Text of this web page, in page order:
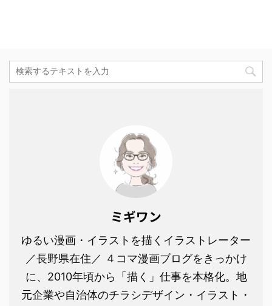
ミギワン
ゆるい漫画・イラストを描くイラストレーター
／長野県在住／ ４コマ漫画ブログをきっかけ
に、2010年頃から「描く」仕事を本格化。地
元企業や自治体のチラシデザイン・イラスト・